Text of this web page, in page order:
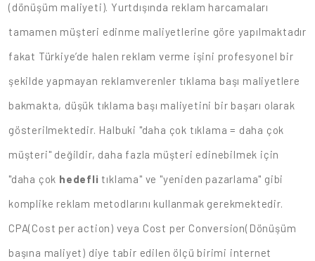
(dönüşüm maliyeti). Yurtdışında reklam harcamaları
tamamen müşteri edinme maliyetlerine göre yapılmaktadır
fakat Türkiye’de halen reklam verme işini profesyonel bir
şekilde yapmayan reklamverenler tıklama başı maliyetlere
bakmakta, düşük tıklama başı maliyetini bir başarı olarak
gösterilmektedir. Halbuki "daha çok tıklama = daha çok
müşteri" değildir, daha fazla müşteri edinebilmek için
"daha çok hedefli tıklama" ve "yeniden pazarlama" gibi
komplike reklam metodlarını kullanmak gerekmektedir.
CPA(Cost per action) veya Cost per Conversion(Dönüşüm
başına maliyet) diye tabir edilen ölçü birimi internet